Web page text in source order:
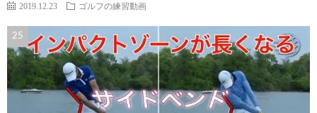
2019.12.23 ゴルフの練習動画